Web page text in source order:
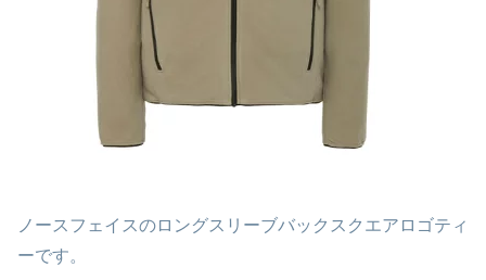
ノースフェイスのロングスリーブバックスクエアロゴティ
ーです。